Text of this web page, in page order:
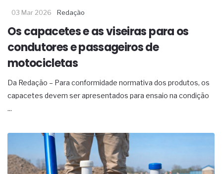
03 Mar 2026 Redação
Os capacetes e as viseiras para os
condutores e passageiros de
motocicletas
Da Redação – Para conformidade normativa dos produtos, os
capacetes devem ser apresentados para ensaio na condição
...